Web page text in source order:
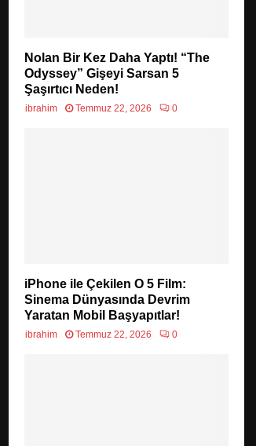
Nolan Bir Kez Daha Yaptı! “The
Odyssey” Gişeyi Sarsan 5
Şaşırtıcı Neden!
ibrahim Temmuz 22, 2026 0
iPhone ile Çekilen O 5 Film:
Sinema Dünyasında Devrim
Yaratan Mobil Başyapıtlar!
ibrahim Temmuz 22, 2026 0